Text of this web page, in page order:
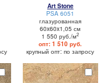
Art Stone
PSA 6051
глазурованная
60x60x1,05 см
1 550 руб./м2
опт: 1 510 руб.
крупный опт: по запросу